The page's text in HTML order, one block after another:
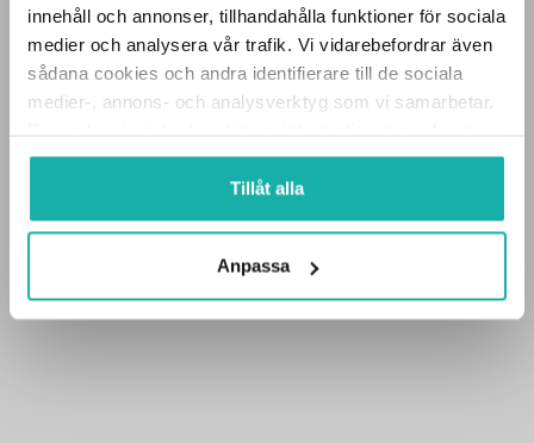
innehåll och annonser, tillhandahålla funktioner för sociala
medier och analysera vår trafik. Vi vidarebefordrar även
sådana cookies och andra identifierare till de sociala
medier-, annons- och analysverktyg som vi samarbetar.
information som du har tillhandahållit eller som de har
samlat in när du har använt deras tjänster.
Tillåt alla
Anpassa
Barn- & Vuxen-HLR: Webbkurs
HLR på barn över 1 år samt vuxen
Första hjälpen
Från 560 krexkl. moms
PRIVATPERSON
FÖRETAG